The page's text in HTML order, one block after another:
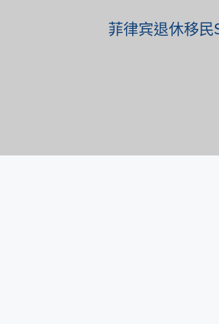
菲律宾退休移民